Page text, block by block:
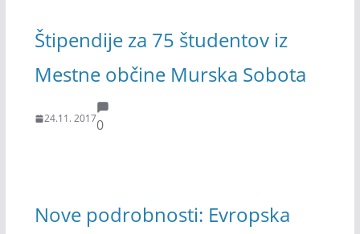
Štipendije za 75 študentov iz
Mestne občine Murska Sobota
24.11. 20170
Nove podrobnosti: Evropska